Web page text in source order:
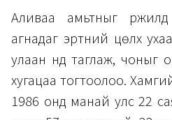
Аливаа амьтныг
агнадаг эртний цөлх
улаан нүд таглаж, чоныг
хугацаа тогтоолоо.
1986 онд манай улс 22